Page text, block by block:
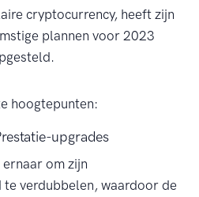
cryptocurrency, heeft zijn
plannen voor 2023
hoogtepunten:
upgrades
om zijn
verdubbelen, waardoor de